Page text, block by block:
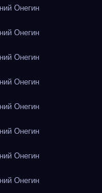
Онегин
Онегин
Онегин
Онегин
Онегин
Онегин
Онегин
Онегин